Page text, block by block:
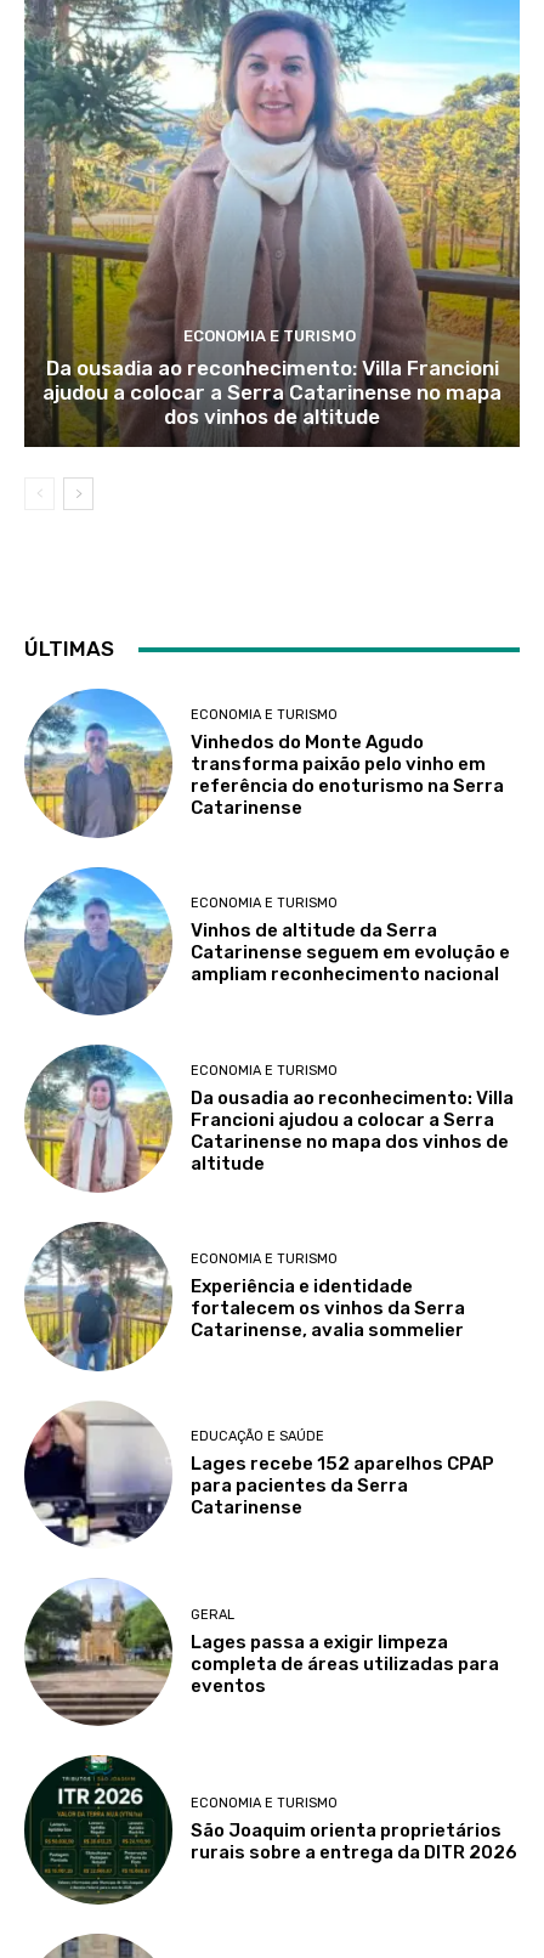
ECONOMIA E TURISMO
Da ousadia ao reconhecimento: Villa Francioni
ajudou a colocar a Serra Catarinense no mapa
dos vinhos de altitude
ÚLTIMAS
ECONOMIA E TURISMO
Vinhedos do Monte Agudo
transforma paixão pelo vinho em
referência do enoturismo na Serra
Catarinense
ECONOMIA E TURISMO
Vinhos de altitude da Serra
Catarinense seguem em evolução e
ampliam reconhecimento nacional
ECONOMIA E TURISMO
Da ousadia ao reconhecimento: Villa
Francioni ajudou a colocar a Serra
Catarinense no mapa dos vinhos de
altitude
ECONOMIA E TURISMO
Experiência e identidade
fortalecem os vinhos da Serra
Catarinense, avalia sommelier
EDUCAÇÃO E SAÚDE
Lages recebe 152 aparelhos CPAP
para pacientes da Serra
Catarinense
GERAL
Lages passa a exigir limpeza
completa de áreas utilizadas para
eventos
ECONOMIA E TURISMO
São Joaquim orienta proprietários
rurais sobre a entrega da DITR 2026